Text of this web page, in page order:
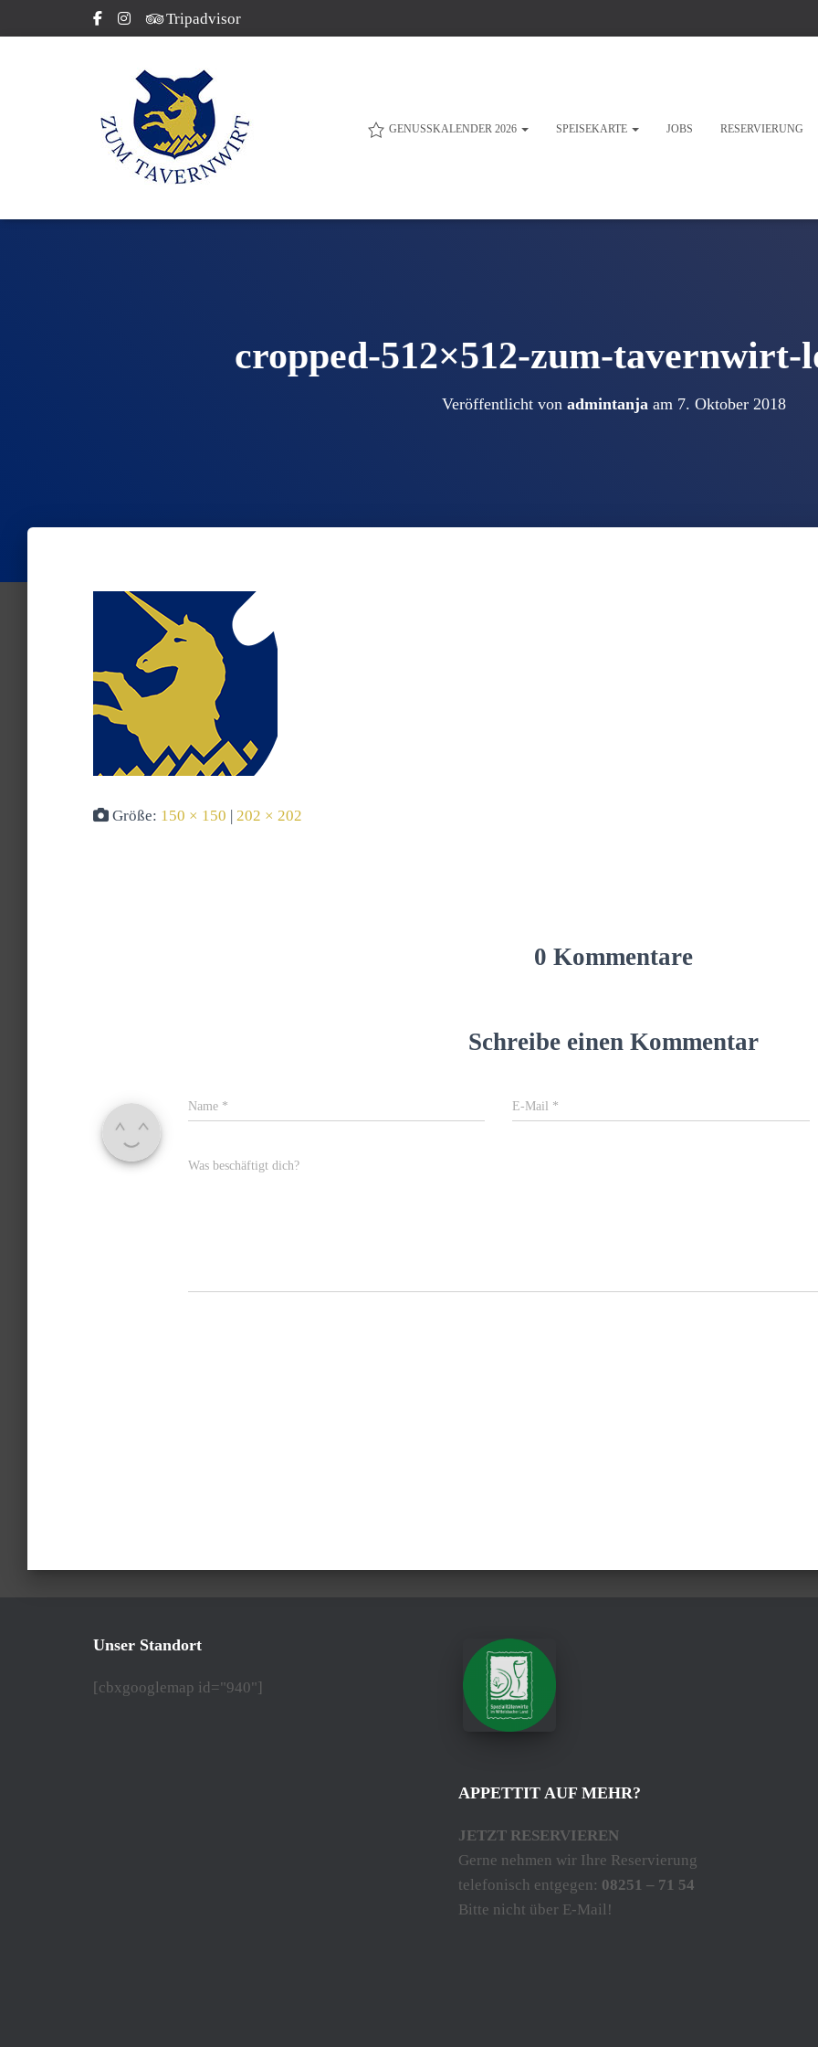
Tripadvisor
GENUSSKALENDER 2026 SPEISEKARTE JOBS RESERVIERUNG
cropped-512×512-zum-tavernwirt-
Veröffentlicht von admintanjaam 7. Oktober 2018
Größe: 150 × 150 | 202 × 202
0 Kommentare
Schreibe einen Kommentar
Name * E-Mail *
Was beschäftigt dich?
Unser Standort
[cbxgooglemap id="940"]
APPETTIT AUF MEHR?
JETZT RESERVIEREN
Gerne nehmen wir Ihre Reservierung
telefonisch entgegen: 08251 – 71 54
Bitte nicht über E-Mail!